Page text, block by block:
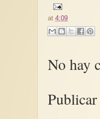
at 4:09
No hay